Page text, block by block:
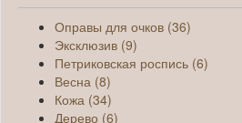
Оправы для очков (36)
Эксклюзив (9)
Петриковская роспись (6)
Весна (8)
Кожа (34)
Дерево (6)